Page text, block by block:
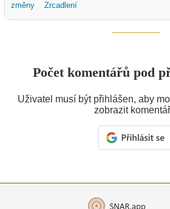
změny
Zrcadlení
Počet komentářů pod
Uživatel musí být přihlášen, aby
zobrazit